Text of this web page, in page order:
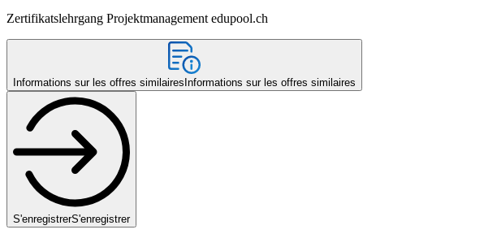
Zertifikatslehrgang Projektmanagement edupool.ch
Informations sur les offres similaires Informations sur les offres similaires
S'enregistrerS'enregistrer